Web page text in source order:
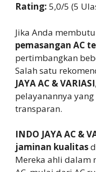
Rating: 5,0/5 (5
Jika Anda
pemasangan AC
pertimbangkan
Salah satu
JAYA AC & VARIASI
pelayanannya
transparan.
INDO JAYA AC &
jaminan kualitas
Mereka ahli dalam